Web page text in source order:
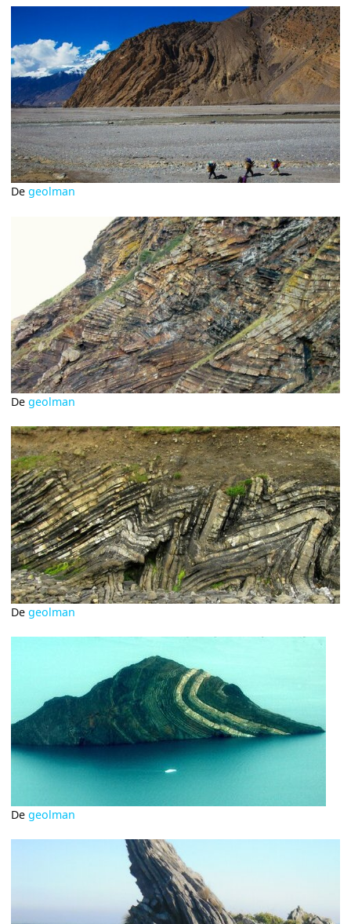
Degeolman
Degeolman
Degeolman
Degeolman